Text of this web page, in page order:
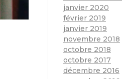
janvier 2020
février 2019
janvier 2019
novembre 2018
octobre 2018
octobre 2017
décembre 2016